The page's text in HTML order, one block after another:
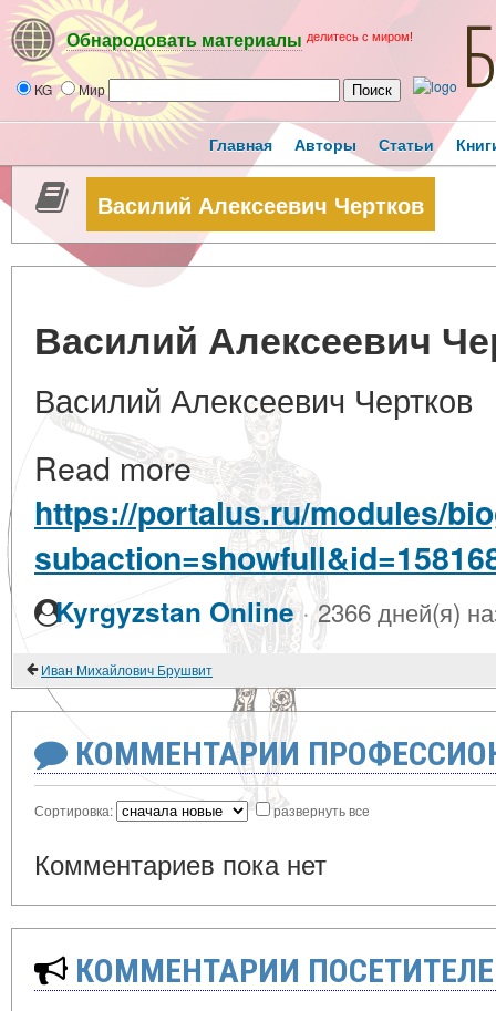
Обнародовать материалы делитесь с миром!
KG Мир
Главная Авторы Статьи
Василий Алексеевич Чертков
Василий Алексеевич
Василий Алексеевич Чертков
Read more
https://portalus.ru/modules/
Kyrgyzstan Online · 2366 дней(я)
Иван Михайлович Брушвит
КОММЕНТАРИИ
Сортировка: развернуть все
Комментариев пока нет
КОММЕНТАРИИ